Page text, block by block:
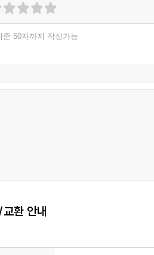
이 순간에 있다’라는 위로를 건넬 것
준 50자까지 작성가능
환 안내